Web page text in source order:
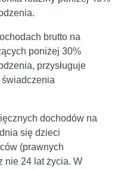
brutto na
poniżej 30%
przysługuje
świadczenia
dochodów na
się dzieci
(prawnych
nie 24 lat życia. W